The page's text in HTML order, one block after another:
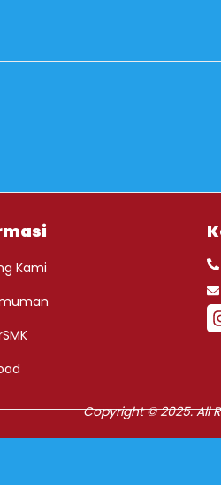
Kami
Copyright © 2025. All